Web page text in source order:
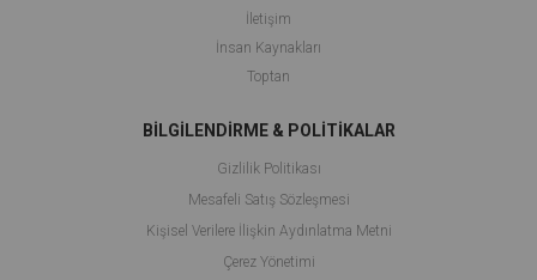
İletişim
İnsan Kaynakları
Toptan
BİLGİLENDİRME & POLİTİKALAR
Gizlilik Politikası
Mesafeli Satış Sözleşmesi
Kişisel Verilere İlişkin Aydınlatma Metni
Çerez Yönetimi